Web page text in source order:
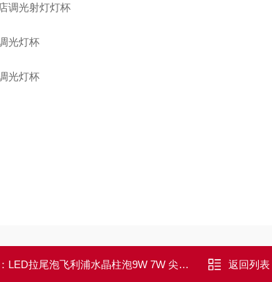
调光射灯灯杯
光灯杯
光灯杯
LED拉尾泡飞利浦水晶柱泡9W 7W 尖泡 6.5W 拉尾泡4.5W 返回列表